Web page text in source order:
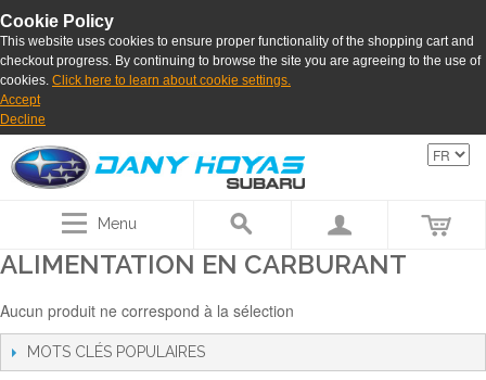
Cookie Policy
This website uses cookies to ensure proper functionality of the shopping cart and
checkout progress. By continuing to browse the site you are agreeing to the use of
cookies. Click here to learn about cookie settings.
Accept
Decline
Menu
ALIMENTATION EN CARBURANT
Aucun produit ne correspond à la sélection
MOTS CLÉS POPULAIRES